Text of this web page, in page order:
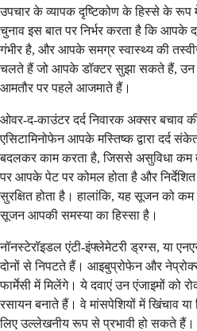
उपचार के व्यापक दृष्टिकोण के हिस्से के
चुनाव इस बात पर निर्भर करता है कि आपके
गंभीर है, और आपके समग्र स्वास्थ्य की
चलते हैं जो आपके डॉक्टर सुझा सकते हैं, उन
आमतौर पर पहले आजमाते हैं।
ओवर-द-काउंटर दर्द निवारक अक्सर बचाव
एसिटामिनोफेन आपके मस्तिष्क द्वारा दर्द
बदलकर काम करता है, जिससे असुविधा कम
पर आपके पेट पर कोमल होता है और
सुरक्षित होता है। हालांकि, यह सूजन को
सूजन आपकी समस्या का हिस्सा है।
नॉनस्टेरॉइडल एंटी-इंफ्लेमेटरी ड्रग्स, या
दोनों से निपटते हैं। आइबुप्रोफेन और
फार्मेसी में मिलेंगे। ये दवाएं उन एंजाइमों को
रसायन बनाते हैं। वे मांसपेशियों में खिंचाव
लिए उल्लेखनीय रूप से प्रभावी हो सकते हैं।